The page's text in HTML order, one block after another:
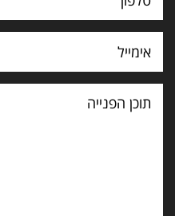
תוכן
הפנייה